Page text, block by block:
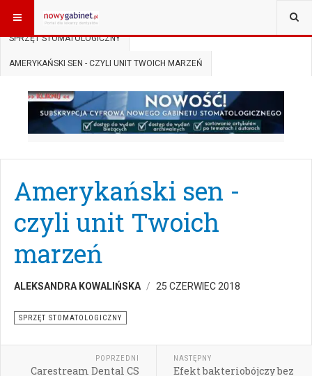
JESTEŚ TUTAJ: START
SPRZĘT STOMATOLOGICZNY
AMERYKAŃSKI SEN - CZYLI UNIT TWOICH MARZEŃ
Amerykański sen -
czyli unit Twoich
marzeń
ALEKSANDRA KOWALIŃSKA 25 CZERWIEC 2018
SPRZĘT STOMATOLOGICZNY
POPRZEDNI
Carestream Dental CS
NASTĘPNY
Efekt bakteriobójczy bez